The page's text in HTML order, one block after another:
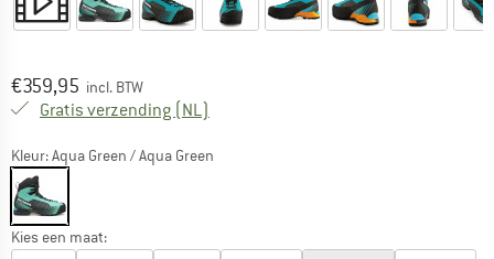
Prijs:
€359,95 incl. BTW
Gratis verzending (NL)
Kleur:Aqua Green / Aqua Green
Kies een maat: